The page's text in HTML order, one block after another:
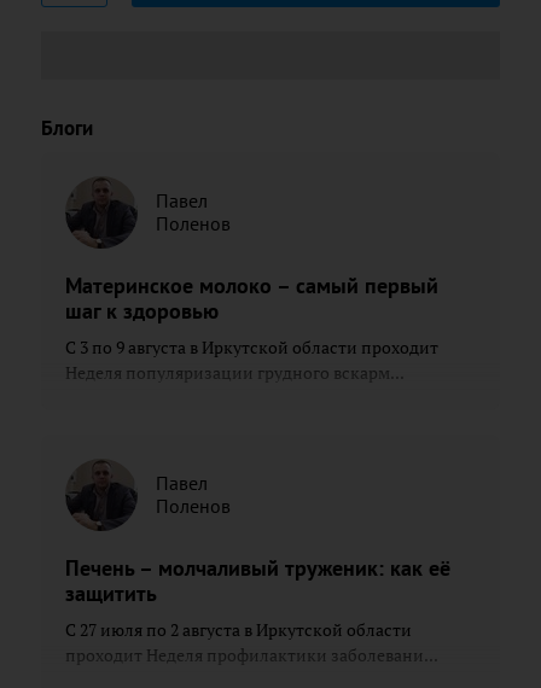
Блоги
Павел
Поленов
Материнское молоко – самый первый
шаг к здоровью
С 3 по 9 августа в Иркутской области проходит
Неделя популяризации грудного вскарм...
Павел
Поленов
Печень – молчаливый труженик: как её
защитить
С 27 июля по 2 августа в Иркутской области
проходит Неделя профилактики заболевани...